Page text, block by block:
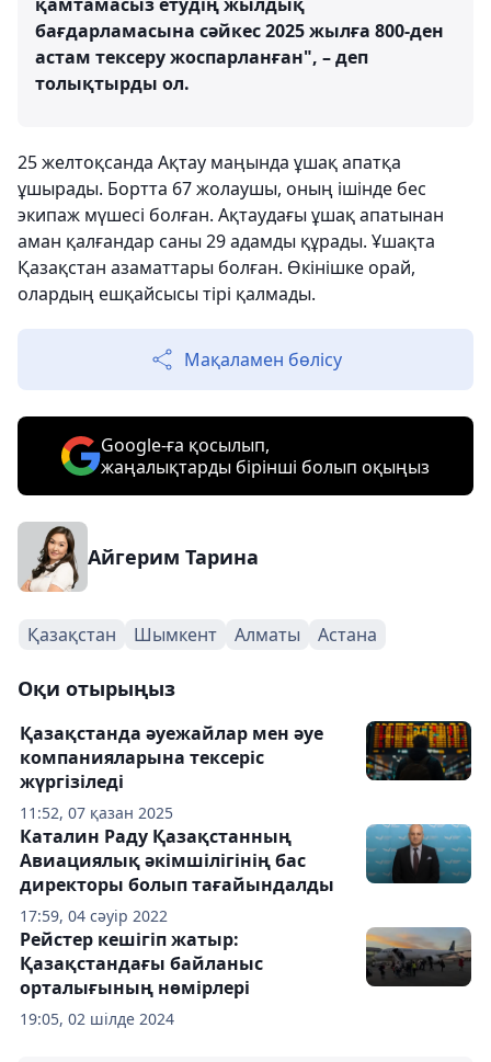
бағдарламасына сәйкес 2025 жылға 800-ден
астам тексеру жоспарланған", – деп
толықтырды ол.
25 желтоқсанда Ақтау маңында ұшақ апатқа
ұшырады. Бортта 67 жолаушы, оның ішінде бес
экипаж мүшесі болған. Ақтаудағы ұшақ апатынан
аман қалғандар саны 29 адамды құрады. Ұшақта
Қазақстан азаматтары болған. Өкінішке орай,
олардың ешқайсысы тірі қалмады.
Мақаламен бөлісу
Google-ға қосылып,
жаңалықтарды бірінші болып оқыңыз
Айгерим Тарина
Қазақстан Шымкент Алматы Астана
Оқи отырыңыз
11:52, 07 қазан 2025
Қазақстанда әуежайлар мен әуе
компанияларына тексеріс
жүргізіледі
17:59, 04 сәуір 2022
Каталин Раду Қазақстанның
Авиациялық әкімшілігінің бас
директоры болып тағайындалды
19:05, 02 шілде 2024
Рейстер кешігіп жатыр:
Қазақстандағы байланыс
орталығының нөмірлері